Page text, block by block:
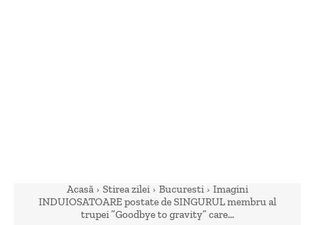
Acasă Stirea zilei Bucuresti
Imagini
INDUIOSATOARE postate de SINGURUL membru al
trupei ”Goodbye to gravity” care...